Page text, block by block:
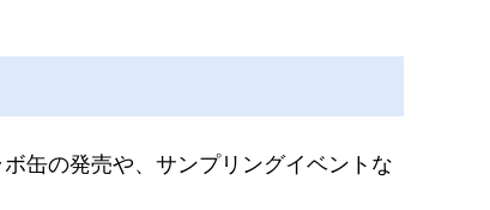
缶の発売や、サンプリングイベントな